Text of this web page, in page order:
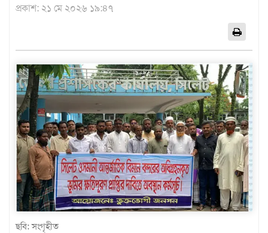
ইউরোপ
উত্তর
আমেরিকা
দক্ষিণ
আমেরিকা
ওশেনিয়া
এন্টারটিকা
বিনোদন
ভিডিও
অন্যান্য
প্রকাশ: ২১ মে ২০২৬ ১৯:৪৭
ছবি: সংগৃহীত